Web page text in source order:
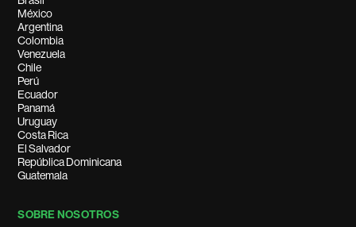
México
Argentina
Colombia
Venezuela
Chile
Perú
Ecuador
Panamá
Uruguay
Costa Rica
El Salvador
República Dominicana
Guatemala
SOBRE NOSOTROS